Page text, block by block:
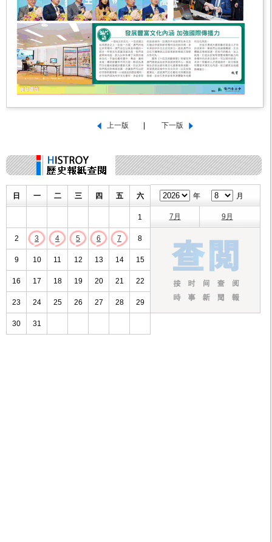
日 一 二 三 四 五 六
1
2 3 4 5 6 7 8
9 10 11 12 13 14 15
16 17 18 19 20 21 22
23 24 25 26 27 28 29
30 31
年 月
7月 9月